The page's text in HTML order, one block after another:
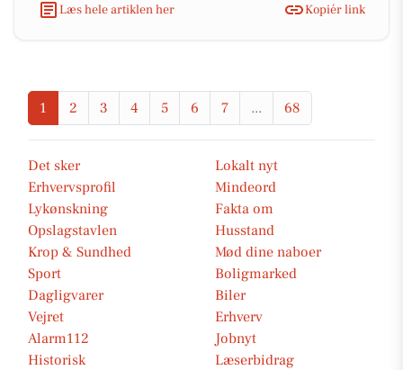
Læs hele artiklen her
Kopiér link
1 2 3 4 5 6 7 ... 68
Det sker
Lokalt nyt
Erhvervsprofil
Mindeord
Lykønskning
Fakta om
Opslagstavlen
Husstand
Krop & Sundhed
Mød dine naboer
Sport
Boligmarked
Dagligvarer
Biler
Vejret
Erhverv
Alarm112
Jobnyt
Historisk
Læserbidrag